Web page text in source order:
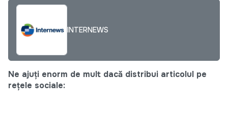
INTERNEWS
Ne ajuți enorm de mult dacă distribui articolul pe
rețele sociale: